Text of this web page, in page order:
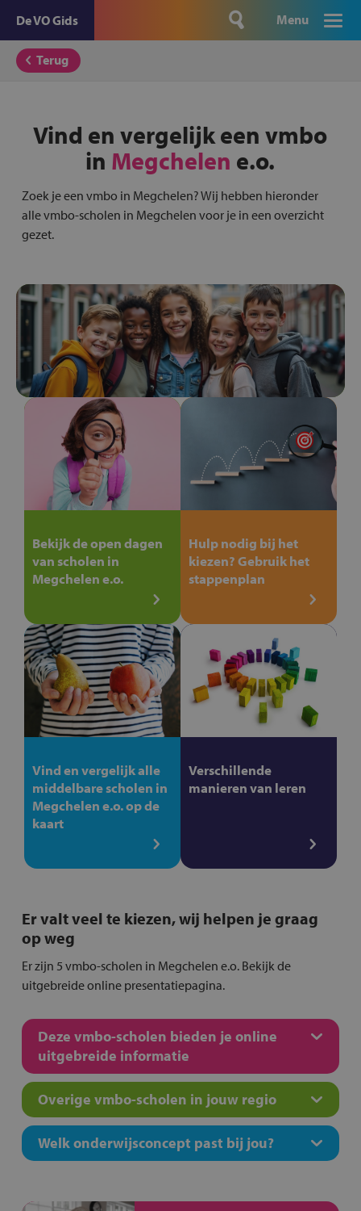
De VO Gids Menu
Terug
Vind en vergelijk een vmbo
in Megchelen e.o.
Zoek je een vmbo in Megchelen? Wij hebben hieronder
alle vmbo-scholen in Megchelen voor je in een overzicht
gezet.
Bekijk de open dagen
van scholen in
Megchelen e.o.
Hulp nodig bij het
kiezen? Gebruik het
stappenplan
Vind en vergelijk alle
middelbare scholen in
Megchelen e.o. op de
kaart
Verschillende
manieren van leren
Er valt veel te kiezen, wij helpen je graag
op weg
Er zijn 5 vmbo-scholen in Megchelen e.o. Bekijk de
uitgebreide online presentatiepagina.
Deze vmbo-scholen bieden je online
uitgebreide informatie
Overige vmbo-scholen in jouw regio
Welk onderwijsconcept past bij jou?